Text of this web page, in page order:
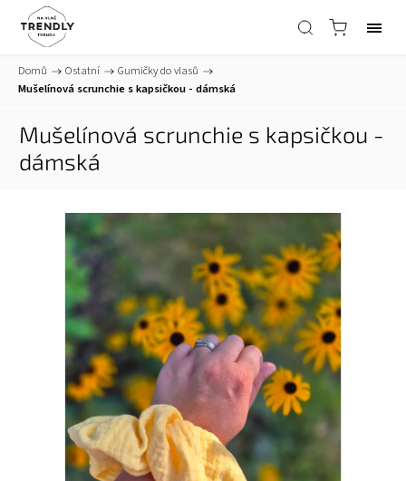
Domů / Ostatní / Gumičky do vlasů /
Mušelínová scrunchie s kapsičkou - dámská
Mušelínová scrunchie s kapsičkou -
dámská